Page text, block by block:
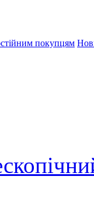
покупцям